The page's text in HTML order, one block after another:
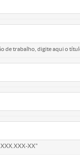
de trabalho, digite aqui o
XX"